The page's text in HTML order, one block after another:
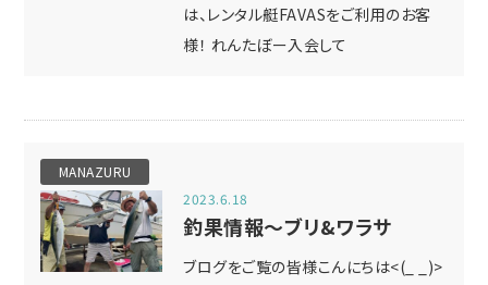
は、レンタル艇FAVASをご利用のお客
様！ れんたぼー入会して
MANAZURU
2023.6.18
釣果情報～ブリ&ワラサ
ブログをご覧の皆様こんにちは<(_ _)>